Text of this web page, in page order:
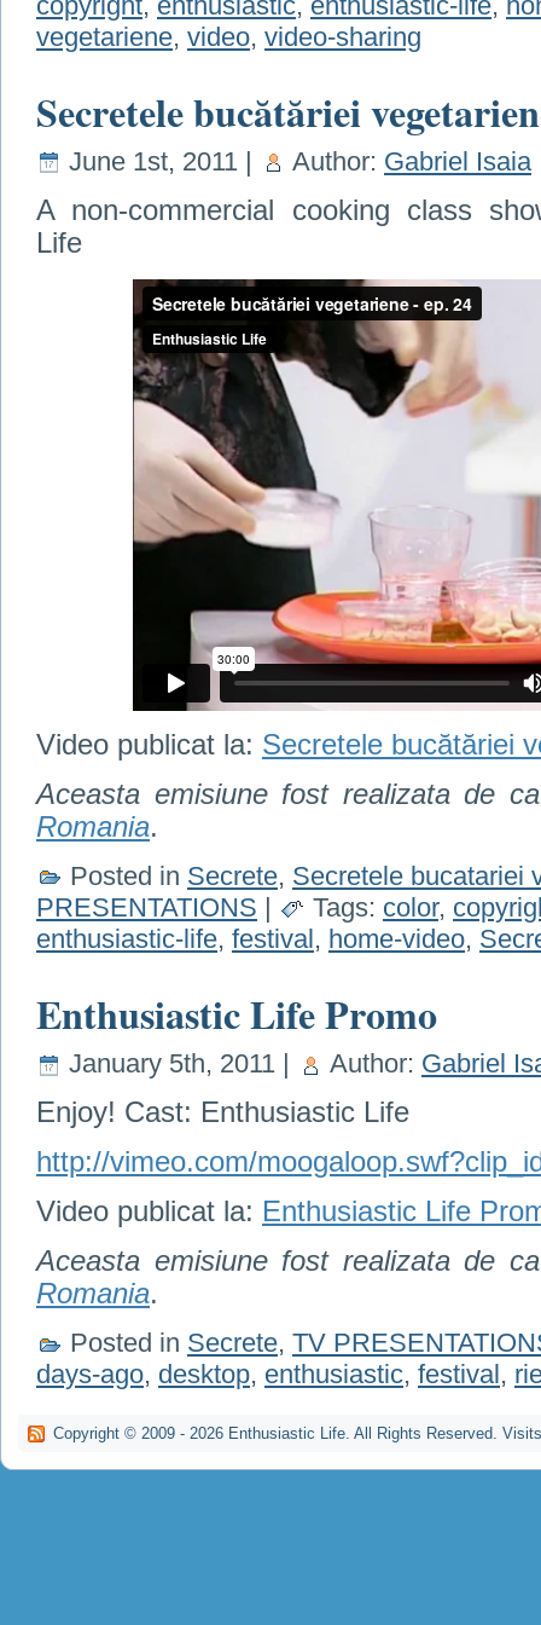
vegetariene, video, video-sharing
Secretele bucătăriei
June 1st, 2011 | Author: Gabriel Isaia
A non-commercial cooking class
Life
Video publicat la: Secretele bucătăriei
Aceasta emisiune fost realizata de
Romania.
Posted in Secrete, Secretele bucatariei
PRESENTATIONS | Tags: color,
enthusiastic-life, festival, home-video,
Enthusiastic Life Promo
January 5th, 2011 | Author: Gabriel
Enjoy! Cast: Enthusiastic Life
http://vimeo.com/
Video publicat la: Enthusiastic Life
Aceasta emisiune fost realizata de
Romania.
Posted in Secrete, TV
days-ago, desktop, enthusiastic, festival ,
Copyright © 2009 - 2026 Enthusiastic Life. All Rights Reserved.